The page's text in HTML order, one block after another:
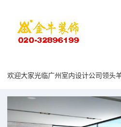
欢迎大家光临广州室内设计公司领头